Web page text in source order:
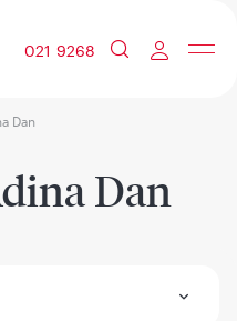
021 9268
Dan
Dan